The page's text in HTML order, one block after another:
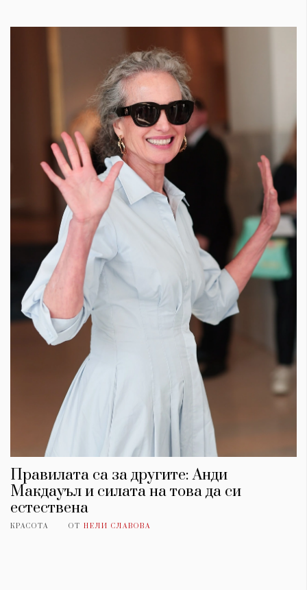
Правилата са за другите: Анди
Макдауъл и силата на това да си
естествена
КРАСОТА ОТ НЕЛИ СЛАВОВА